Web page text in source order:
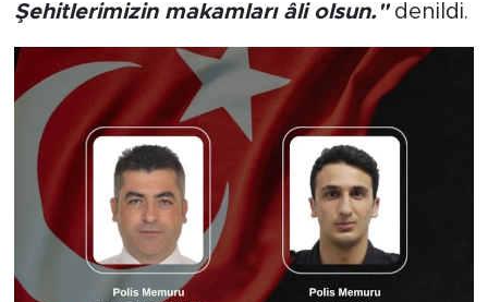
Şehitlerimizin makamları âli olsun."denildi.